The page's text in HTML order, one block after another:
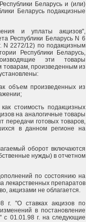
Беларусь и (или)
Беларусь подакцизные
и уплаты акцизов",
Республики Беларусь N 6
N 2272/12) по подакцизным
Республики Беларусь,
эти товары
товарам, произведенным из
объем произведенных из
стоимость подакцизных
на аналогичные товары
передачи готовых товаров,
в данном регионе на
оборот включаются
нужды) в отчетном
по состоянию на
лекарственных препаратов
акцизами не облагается.
г. "О ставках акцизов по
в постановление
с 01.01.98 г. на следующие